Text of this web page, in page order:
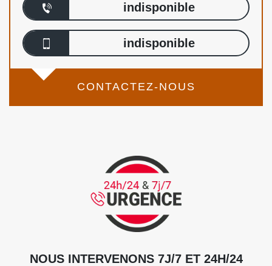
indisponible
indisponible
CONTACTEZ-NOUS
NOUS INTERVENONS 7J/7 ET 24H/24